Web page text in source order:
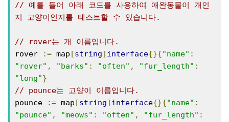
// 예를 들어 아래 코드를 사용하여 애완동물이 개인
지 고양이인지를 테스트할 수 있습니다.
// rover는 개 이름입니다.
rover
:= map [string] interface{}{"name" :
"rover" , "barks" : "often" , "fur_length" :
"long"}
// pounce는 고양이 이름입니다.
pounce
:= map [string] interface{}{"name" :
"pounce" , "meows" : "often" , "fur_length" :